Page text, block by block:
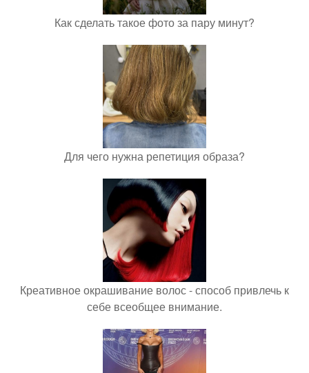
Как сделать такое фото за пару минут?
Для чего нужна репетиция образа?
Креативное окрашивание волос - способ привлечь к
себе всеобщее внимание.